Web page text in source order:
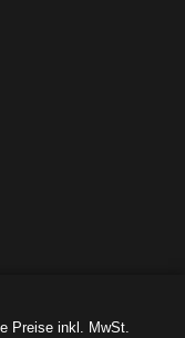
Preise inkl. MwSt.